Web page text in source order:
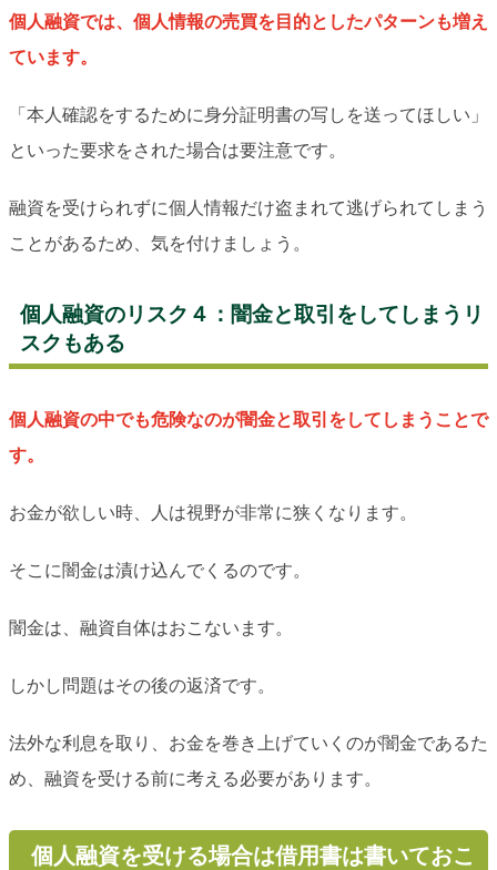
個人融資では、個人情報の売買を目的としたパターンも増え
ています。
「本人確認をするために身分証明書の写しを送ってほしい」
といった要求をされた場合は要注意です。
融資を受けられずに個人情報だけ盗まれて逃げられてしまう
ことがあるため、気を付けましょう。
個人融資のリスク４：闇金と取引をしてしまうリ
スクもある
個人融資の中でも危険なのが闇金と取引をしてしまうことで
す。
お金が欲しい時、人は視野が非常に狭くなります。
そこに闇金は漬け込んでくるのです。
闇金は、融資自体はおこないます。
しかし問題はその後の返済です。
法外な利息を取り、お金を巻き上げていくのが闇金であるた
め、融資を受ける前に考える必要があります。
個人融資を受ける場合は借用書は書いておこ